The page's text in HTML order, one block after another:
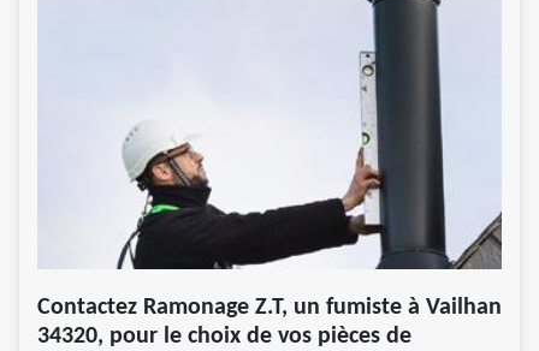
Contactez Ramonage Z.T, un fumiste à Vailhan
34320, pour le choix de vos pièces de